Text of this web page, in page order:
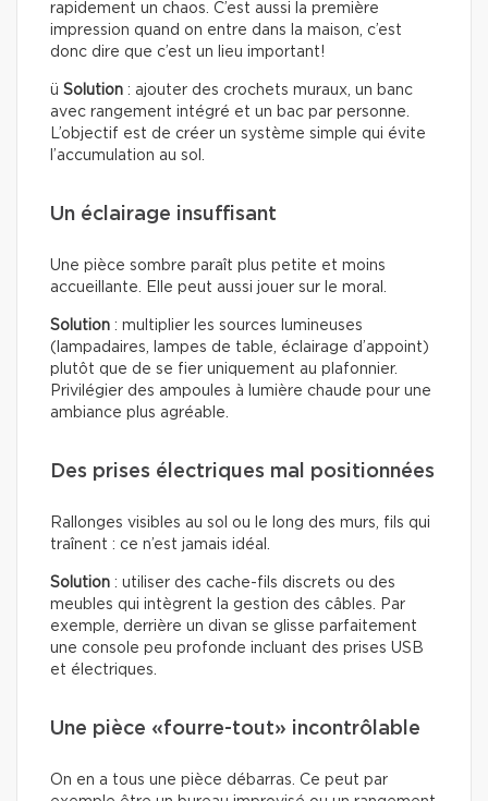
rapidement un chaos. C’est aussi la première
impression quand on entre dans la maison, c’est
donc dire que c’est un lieu important!
ü Solution : ajouter des crochets muraux, un banc
avec rangement intégré et un bac par personne.
L’objectif est de créer un système simple qui évite
l’accumulation au sol.
Un éclairage insuffisant
Une pièce sombre paraît plus petite et moins
accueillante. Elle peut aussi jouer sur le moral.
Solution : multiplier les sources lumineuses
(lampadaires, lampes de table, éclairage d’appoint)
plutôt que de se fier uniquement au plafonnier.
Privilégier des ampoules à lumière chaude pour une
ambiance plus agréable.
Des prises électriques mal positionnées
Rallonges visibles au sol ou le long des murs, fils qui
traînent : ce n’est jamais idéal.
Solution : utiliser des cache-fils discrets ou des
meubles qui intègrent la gestion des câbles. Par
exemple, derrière un divan se glisse parfaitement
une console peu profonde incluant des prises USB
et électriques.
Une pièce «fourre-tout» incontrôlable
On en a tous une pièce débarras. Ce peut par